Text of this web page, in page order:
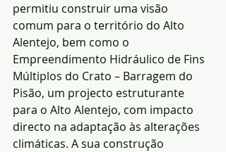
permitiu construir uma visão
comum para o território do Alto
Alentejo, bem como o
Empreendimento Hidráulico de Fins
Múltiplos do Crato – Barragem do
Pisão, um projecto estruturante
para o Alto Alentejo, com impacto
directo na adaptação às alterações
climáticas. A sua construção